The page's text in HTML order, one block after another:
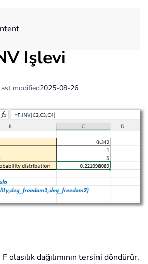
İşlevi
modified2025-08-26
olasılık dağılımının tersini döndürür.